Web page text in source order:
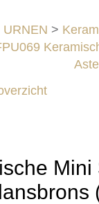
URNEN >
Mini